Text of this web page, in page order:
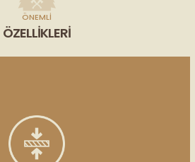
ÖNEMLI
ÖZELLIKLERI